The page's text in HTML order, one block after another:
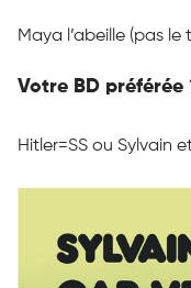
Maya l’abeille (pas le
Votre BD préférée
Hitler=SS ou Sylvain